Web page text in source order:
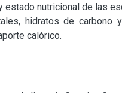
nutricional de las
hidratos de carbono
calórico.